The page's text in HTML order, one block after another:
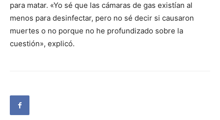
para matar. «Yo sé que las cámaras de gas existían al
menos para desinfectar, pero no sé decir si causaron
muertes o no porque no he profundizado sobre la
cuestión», explicó.